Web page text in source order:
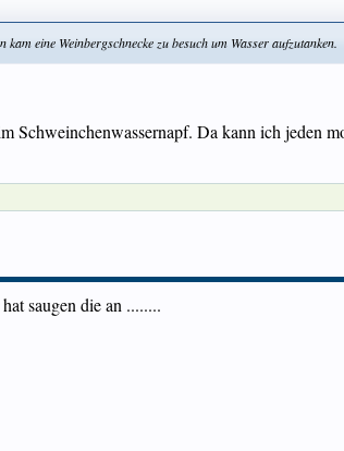
eine Weinbergschnecke zu besuch um Wasser aufzutanken.
Schweinchenwassernapf. Da kann ich jeden
saugen die an ........